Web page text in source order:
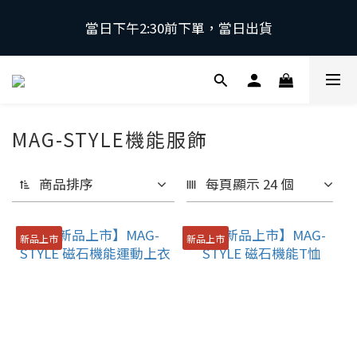
當日下午2:30前下單，當日出貨
當日下午2:30前下單，當日出貨
\ 日本第一磁石領導品牌 | 原裝進口 /
採用日本獨家專利技術，有效促進血液循環，舒緩緊
繃肌肉。
當日下午2:30前下單，當日出貨
MAG-STYLE機能服飾
商品排序 每頁顯示 24 個
新品上市 新品上市